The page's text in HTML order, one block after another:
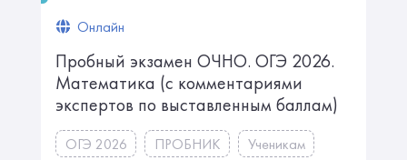
Онлайн
Пробный экзамен ОЧНО. ㅤㅤㅤОГЭ 2026.
Математика ㅤㅤㅤㅤ(с комментариями
экспертов по выставленным баллам)
ОГЭ 2026 ПРОБНИК Ученикам